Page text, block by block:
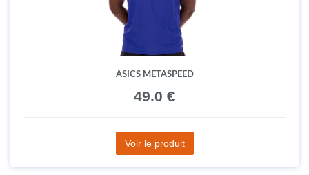
ASICS METASPEED
49.0 €
Voir le produit